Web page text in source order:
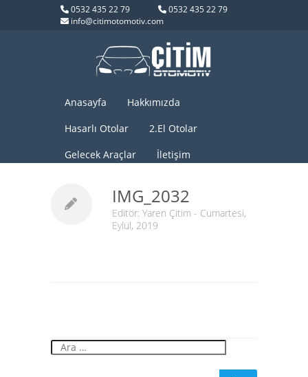
0532 435 22 79
0532 435 22 79
info@citimotomotiv.com
Anasayfa
Hakkımızda
Hasarlı Otolar
2.El Otolar
Gelecek Araçlar
İletişim
IMG_2032
Editör: Yaren Çitim - Cumartesi,
Eylül, 2019